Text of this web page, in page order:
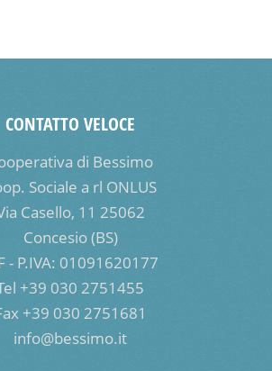
CONTATTO VELOCE
di Bessimo
Sociale a rl ONLUS
Casello, 11 25062
Concesio (BS)
- P.IVA: 01091620177
+39 030 2751455
+39 030 2751681
info@bessimo.it